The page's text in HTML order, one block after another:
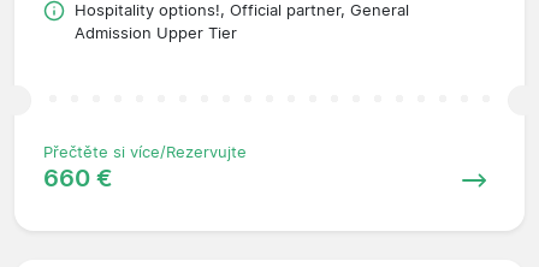
Hospitality options!, Official partner, General
Admission Upper Tier
Přečtěte si více/Rezervujte
660 €